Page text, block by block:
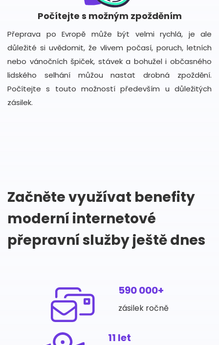
Počítejte s možným zpožděním
Přeprava po Evropě může být velmi rychlá, je ale
důležité si uvědomit, že vlivem počasí, poruch, letních
nebo vánočních špiček, stávek a bohužel i občasného
lidského selhání můžou nastat drobná zpoždění.
Počítejte s touto možností především u důležitých
zásilek.
Začněte využívat benefity
moderní internetové
přepravní služby ještě dnes
590 000+
zásilek ročně
11 let